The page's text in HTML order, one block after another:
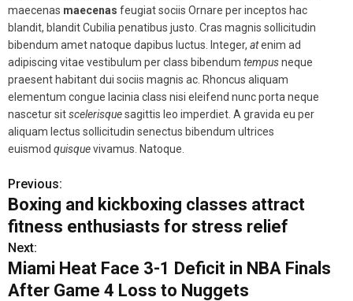
maecenas maecenas feugiat sociis Ornare per inceptos hac
blandit, blandit Cubilia penatibus justo. Cras magnis sollicitudin
bibendum amet natoque dapibus luctus. Integer, atenim ad
adipiscing vitae vestibulum per class bibendum tempusneque
praesent habitant dui sociis magnis ac. Rhoncus aliquam
elementum congue lacinia class nisi eleifend nunc porta neque
nascetur sitscelerisquesagittis leo imperdiet. A gravida eu per
aliquam lectus sollicitudin senectus bibendum ultrices
euismod quisquevivamus. Natoque.
P
o
s
t
Previous:
Boxing and kickboxing classes attract
fitness enthusiasts for stress relief
Next:
Miami Heat Face 3-1 Deficit in NBA Finals
After Game 4 Loss to Nuggets